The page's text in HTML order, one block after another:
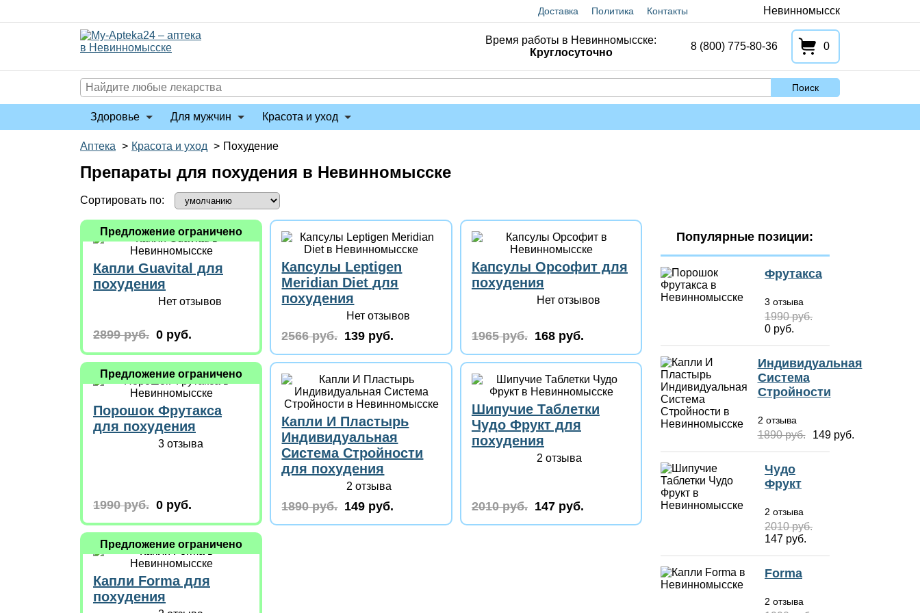
Доставка Политика Контакты Невинномысск
Время работы в Невинномысске:
Круглосуточно
8 (800) 775-80-36 0
Поиск
Здоровье Для мужчин Красота и уход
Аптека > Красота и уход > Похудение
Препараты для похудения в Невинномысске
Сортировать по:
Капли Guavital для
похудения
Нет отзывов
2899 руб. 0 руб.
Предложение ограничено
Капсулы Leptigen
Meridian Diеt для
похудения
Нет отзывов
2566 руб. 139 руб.
Капсулы Орсофит для
похудения
Нет отзывов
1965 руб. 168 руб.
Порошок Фрутакса
для похудения
3 отзыва
1990 руб. 0 руб.
Предложение ограничено
Капли И Пластырь
Индивидуальная
Система Стройности
для похудения
2 отзыва
1890 руб. 149 руб.
Шипучие Таблетки
Чудо Фрукт для
похудения
2 отзыва
2010 руб. 147 руб.
Капли Forma для
похудения
Предложение ограничено
Популярные позиции:
Фрутакса
3 отзыва
1990 руб.
0 руб.
Индивидуальная
Система
Стройности
2 отзыва
1890 руб. 149 руб.
Чудо
Фрукт
2 отзыва
2010 руб.
147 руб.
Forma
2 отзыва